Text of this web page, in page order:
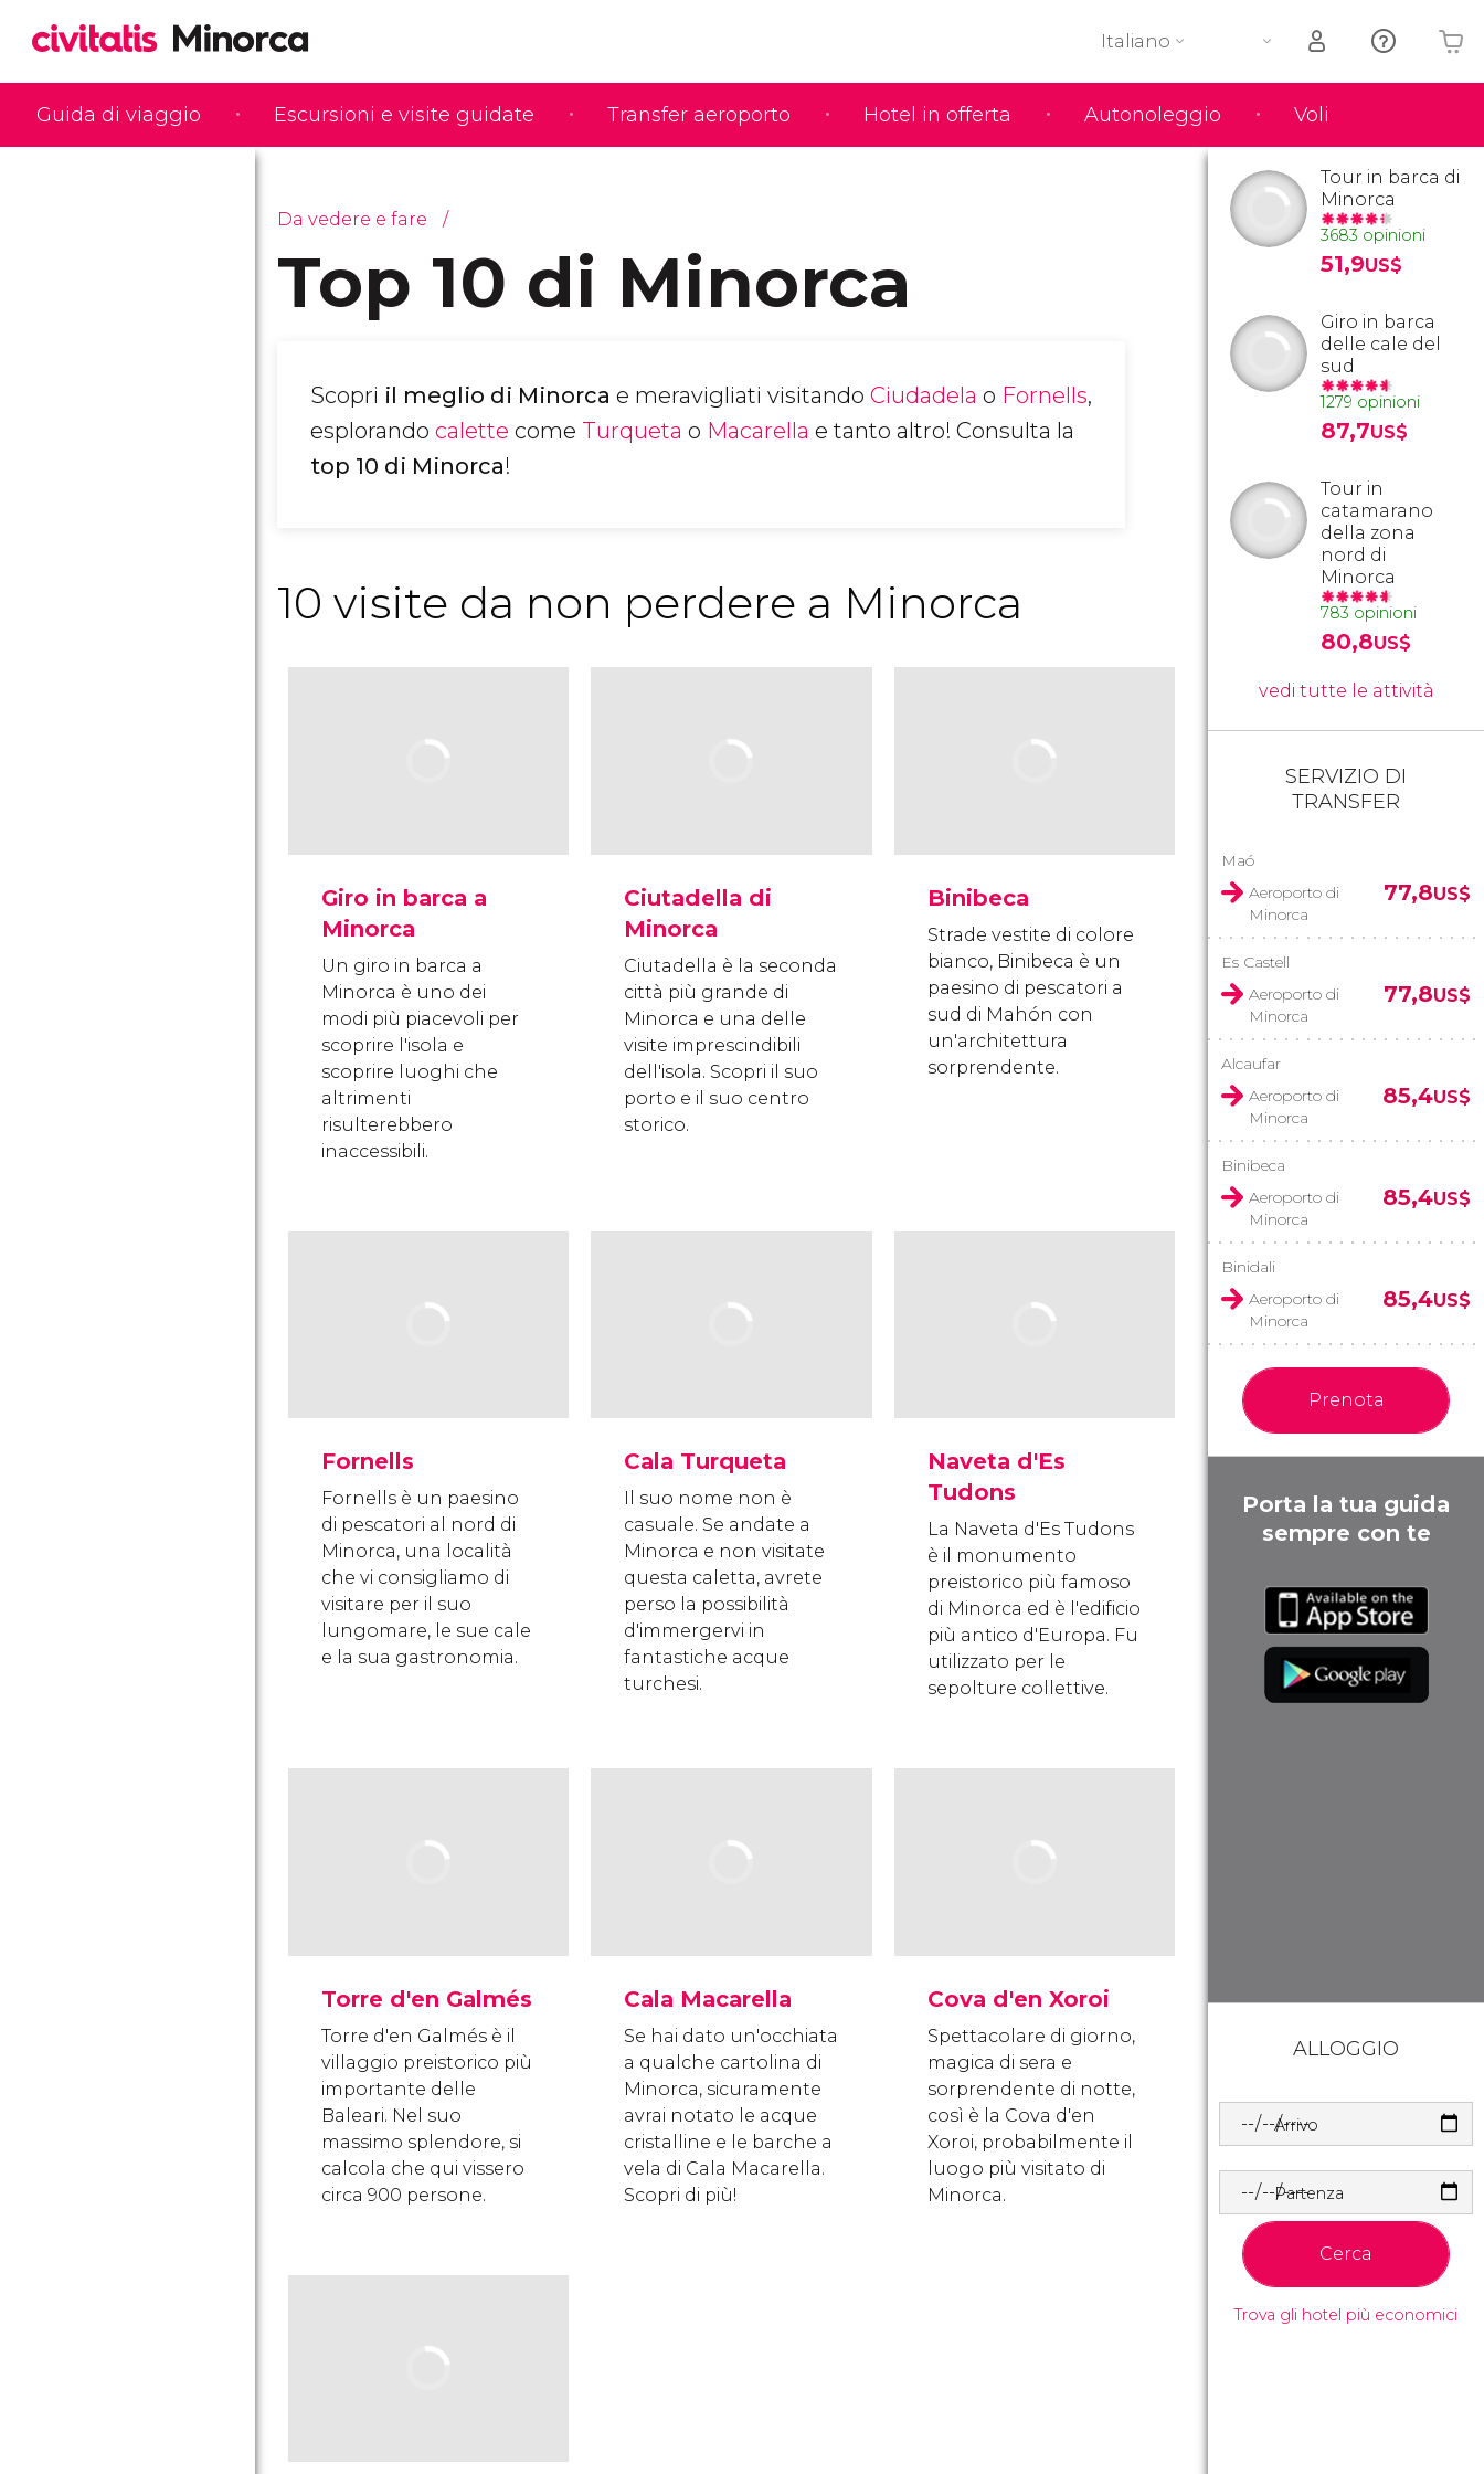
Guida di viaggio Escursioni e visite guidate Transfer aeroporto Hotel in offerta Autonoleggio Voli
Italiano
Il tuo carrello è vuoto
Da vedere e fare
Top 10 di Minorca
Scopri il meglio di Minorca e meravigliati visitando Ciudadela o Fornells,
esplorando calette come Turqueta o Macarella e tanto altro! Consulta la
top 10 di Minorca!
10 visite da non perdere a Minorca
Giro in barca a
Minorca
Un giro in barca a
Minorca è uno dei
modi più piacevoli per
scoprire l'isola e
scoprire luoghi che
altrimenti
risulterebbero
inaccessibili.
Ciutadella di
Minorca
Ciutadella è la seconda
città più grande di
Minorca e una delle
visite imprescindibili
dell'isola. Scopri il suo
porto e il suo centro
storico.
Binibeca
Strade vestite di colore
bianco, Binibeca è un
paesino di pescatori a
sud di Mahón con
un'architettura
sorprendente.
Fornells
Fornells è un paesino
di pescatori al nord di
Minorca, una località
che vi consigliamo di
visitare per il suo
lungomare, le sue cale
e la sua gastronomia.
Cala Turqueta
Il suo nome non è
casuale. Se andate a
Minorca e non visitate
questa caletta, avrete
perso la possibilità
d'immergervi in
fantastiche acque
turchesi.
Naveta d'Es
Tudons
La Naveta d'Es Tudons
è il monumento
preistorico più famoso
di Minorca ed è l'edificio
più antico d'Europa. Fu
utilizzato per le
sepolture collettive.
Torre d'en Galmés
Torre d'en Galmés è il
villaggio preistorico più
importante delle
Baleari. Nel suo
massimo splendore, si
calcola che qui vissero
circa 900 persone.
Cala Macarella
Se hai dato un'occhiata
a qualche cartolina di
Minorca, sicuramente
avrai notato le acque
cristalline e le barche a
vela di Cala Macarella.
Scopri di più!
Cova d'en Xoroi
Spettacolare di giorno,
magica di sera e
sorprendente di notte,
così è la Cova d'en
Xoroi, probabilmente il
luogo più visitato di
Minorca.
Tour in barca di
Minorca
3683 opinioni
51,9US$
Giro in barca
delle cale del
sud
1279 opinioni
87,7US$
Tour in
catamarano
della zona
nord di
Minorca
783 opinioni
80,8US$
vedi tutte le attività
SERVIZIO DI
TRANSFER
Maó
Aeroporto di
Minorca
77,8US$
Es Castell
Aeroporto di
Minorca
77,8US$
Alcaufar
Aeroporto di
Minorca
85,4US$
Binibeca
Aeroporto di
Minorca
85,4US$
Binidali
Aeroporto di
Minorca
85,4US$
Prenota
Porta la tua guida
sempre con te
ALLOGGIO
Arrivo
Partenza
Cerca
Trova gli hotel più economici